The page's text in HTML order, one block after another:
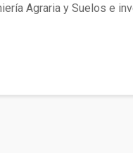
Agraria y Suelos e